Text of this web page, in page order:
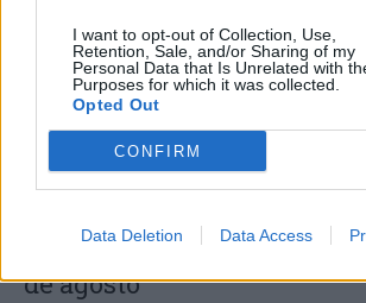
I want to opt-out of Collection, Use,
Retention, Sale, and/or Sharing of my
Personal Data that Is Unrelated with
Purposes for which it was collected.
Opted Out
CONFIRM
Data Deletion Data Access
Hospital Sousa Martins
de agosto